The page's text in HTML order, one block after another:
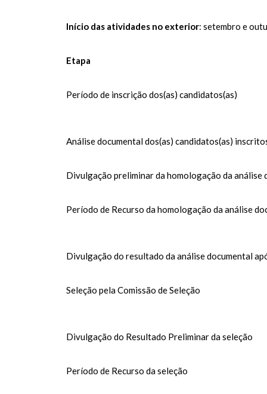
Início das atividades no exterior: setembro e
Etapa
Período de inscrição dos(as) candidatos(as)
Análise documental dos(as) candidatos(as)
Divulgação preliminar da homologação da análise
Período de Recurso da homologação da análise
Divulgação do resultado da análise documental
Seleção pela Comissão de Seleção
Divulgação do Resultado Preliminar da seleção
Período de Recurso da seleção